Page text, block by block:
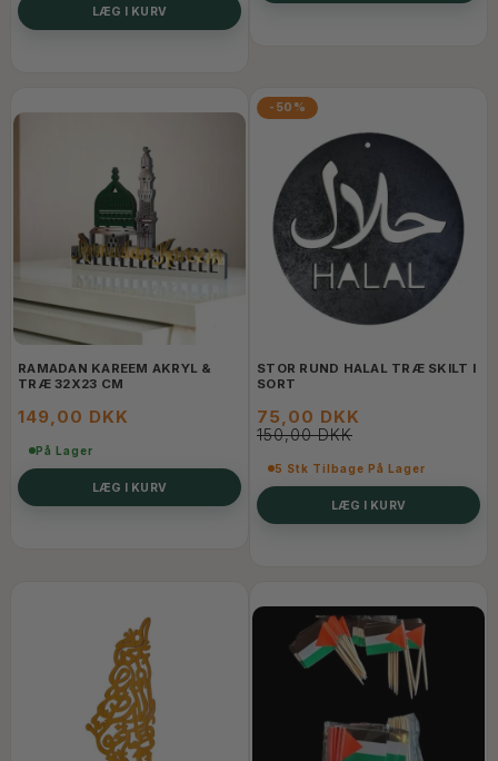
LÆG I KURV
RAMADAN KAREEM AKRYL &
TRÆ 32X23 CM
149,00 DKK
På Lager
LÆG I KURV
-50%
STOR RUND HALAL TRÆ SKILT I
SORT
75,00 DKK
150,00 DKK
5 Stk Tilbage På Lager
LÆG I KURV